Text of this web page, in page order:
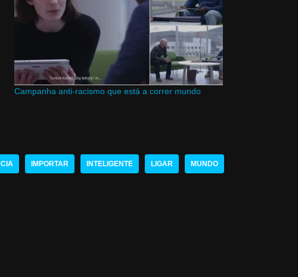
Campanha anti-racismo que está a correr mundo
IMPORTAR INTELIGENTE LIGAR MUNDO